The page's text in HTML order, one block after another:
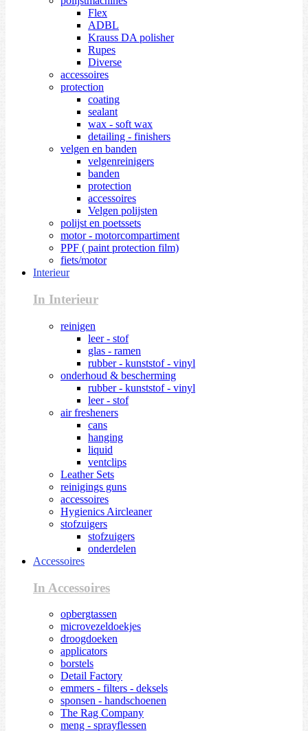
Flex
ADBL
Krauss DA polisher
Rupes
Diverse
accessoires
protection
coating
sealant
wax - soft wax
detailing - finishers
velgen en banden
velgenreinigers
banden
protection
accessoires
Velgen polijsten
polijst en poetssets
motor - motorcompartiment
PPF ( paint protection film)
fiets/motor
Interieur
In Interieur
reinigen
leer - stof
glas - ramen
rubber - kunststof - vinyl
onderhoud & bescherming
rubber - kunststof - vinyl
leer - stof
air fresheners
cans
hanging
liquid
ventclips
Leather Sets
reinigings guns
accessoires
Hygienics Aircleaner
stofzuigers
stofzuigers
onderdelen
Accessoires
In Accessoires
opbergtassen
microvezeldoekjes
droogdoeken
applicators
borstels
Detail Factory
emmers - filters - deksels
sponsen - handschoenen
The Rag Company
meng - sprayflessen